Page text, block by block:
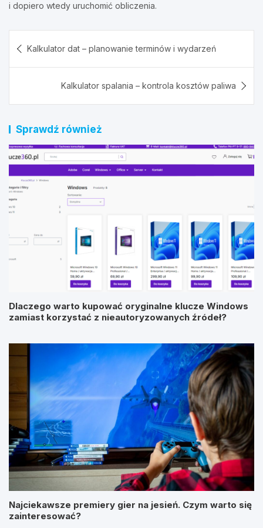
i dopiero wtedy uruchomić obliczenia.
wpisu
Kalkulator dat – planowanie terminów i wydarzeń
Kalkulator spalania – kontrola kosztów paliwa
Sprawdź również
Dlaczego warto kupować oryginalne klucze Windows
zamiast korzystać z nieautoryzowanych źródeł?
Najciekawsze premiery gier na jesień. Czym warto się
zainteresować?